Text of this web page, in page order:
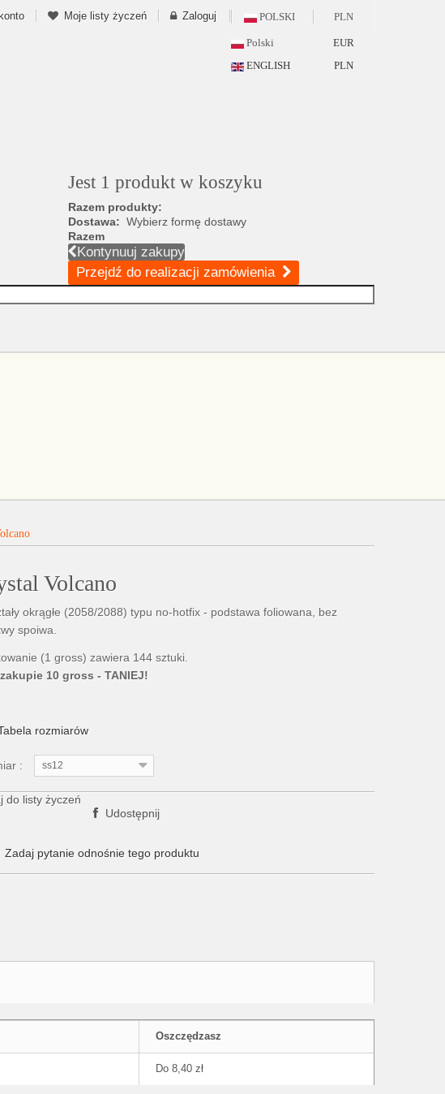
Moje listy życzeń Zaloguj POLSKI
Polski
ENGLISH
PLN
EUR
PLN
Jest 1 produkt w koszyku
Razem produkty:
Dostawa:Wybierz formę dostawy
Razem
Kontynuuj zakupy
Przejdź do realizacji zamówienia
Volcano
okrągłe (2058/2088) typu no-hotfix - podstawa foliowana, bez
spoiwa.
(1 gross) zawiera 144 sztuki.
10 gross - TANIEJ!
rozmiarów
: ss12
do listy życzeń
Udostępnij
Zadaj pytanie odnośnie tego produktu
Oszczędzasz
Do 8,40 zł